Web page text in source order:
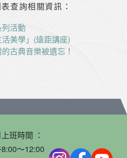
查詢相關資訊：
活動
美學」(遠距講座)
古典音樂被遺忘！
班時間 ：
～12:00